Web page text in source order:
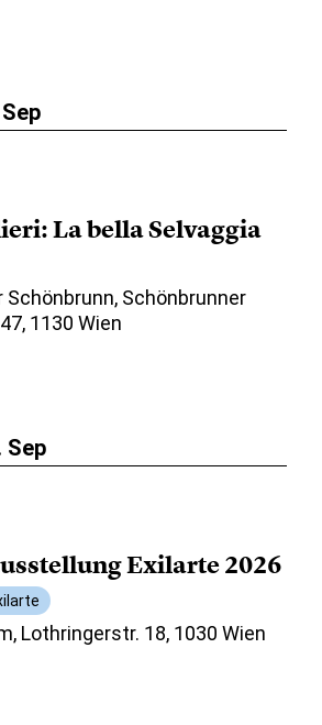
La bella Selvaggia
Schönbrunner
1130 Wien
Sep
Exilarte 2026
Lothringerstr. 18, 1030 Wien